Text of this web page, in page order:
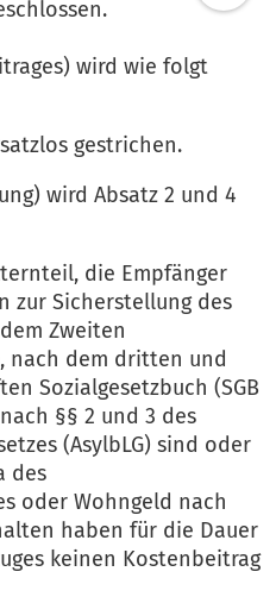
wird wie folgt
gestrichen.
wird Absatz 2 und 4
die Empfänger
zur Sicherstellung des
Zweiten
nach dem dritten und
Sozialgesetzbuch (SGB
§§ 2 und 3 des
(AsylbLG) sind oder
des
oder Wohngeld nach
haben für die Dauer
keinen Kostenbeitrag